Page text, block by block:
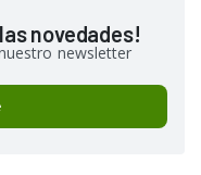
novedades!
newsletter